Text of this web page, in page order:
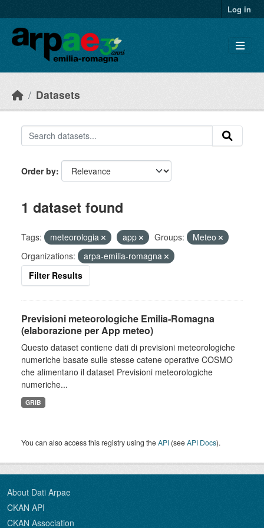
Log in
Datasets
Order by
1 dataset found
Tags: meteorologia app Groups:
Meteo
Organizations:
arpa-emilia-romagna
Filter Results
Previsioni meteorologiche Emilia-Romagna
(elaborazione per App meteo)
Questo dataset contiene dati di previsioni meteorologiche
numeriche basate sulle stesse catene operative COSMO
che alimentano il dataset Previsioni meteorologiche
numeriche...
GRIB
You can also access this registry using theAPI (seeAPI Docs).
About Dati Arpae
CKAN API
CKAN Association